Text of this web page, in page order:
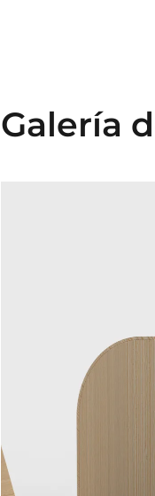
Galería